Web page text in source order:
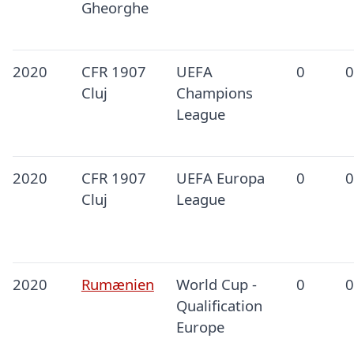
Gheorghe
2020
CFR 1907
Cluj
UEFA
Champions
League
0 0
2020
CFR 1907
Cluj
UEFA Europa
League
0 0
2020 Rumænien
World Cup -
Qualification
Europe
0 0